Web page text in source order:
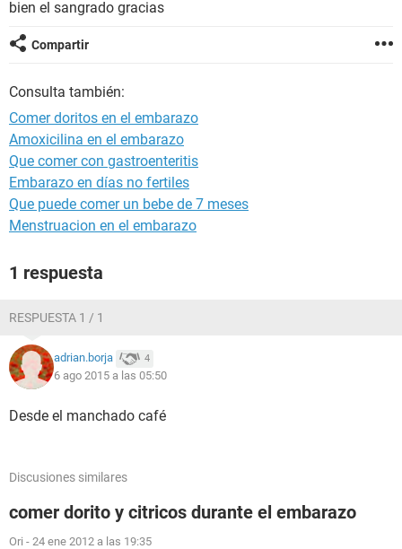
SEXUALIDAD
GLOSARIO
bien el sangrado gracias
Compartir
Consulta también:
Comer doritos en el embarazo
Amoxicilina en el embarazo
Que comer con gastroenteritis
Embarazo en días no fertiles
Que puede comer un bebe de 7 meses
Menstruacion en el embarazo
1 respuesta
RESPUESTA 1 / 1
adrian.borja 4
6 ago 2015 a las 05:50
Desde el manchado café
Discusiones similares
comer dorito y citricos durante el embarazo
Ori - 24 ene 2012 a las 19:35